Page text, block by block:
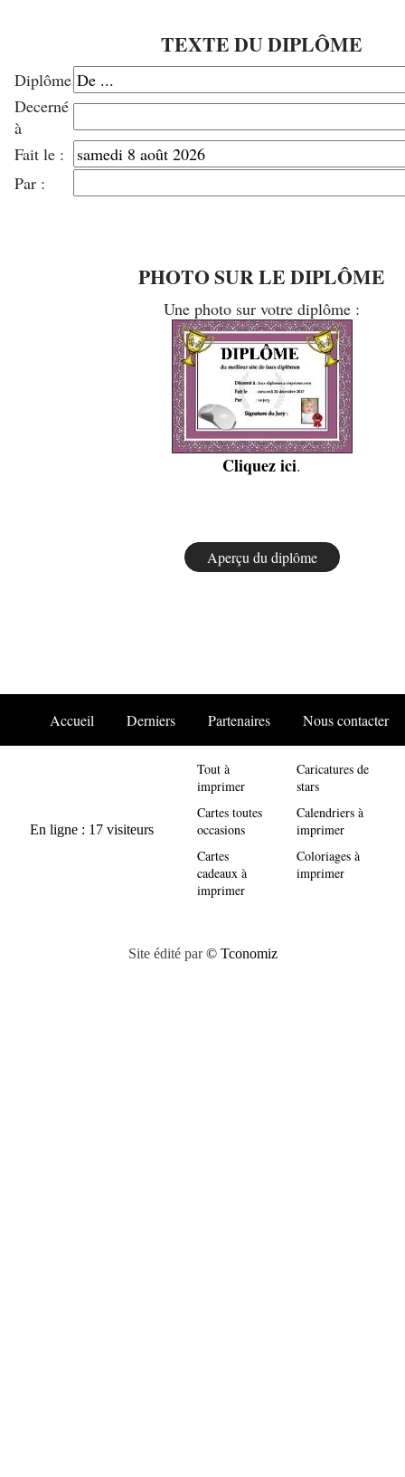
TEXTE DU DIPLÔME
Diplôme
Decerné
à
Fait le :
Par :
PHOTO SUR LE DIPLÔME
Une photo sur votre diplôme :
Cliquez ici.
Accueil Derniers Partenaires Nous contacter
Tout à
imprimer
Cartes toutes
occasions
Cartes
cadeaux à
imprimer
Caricatures de
stars
Calendriers à
imprimer
Coloriages à
imprimer
Site édité par© Tconomiz